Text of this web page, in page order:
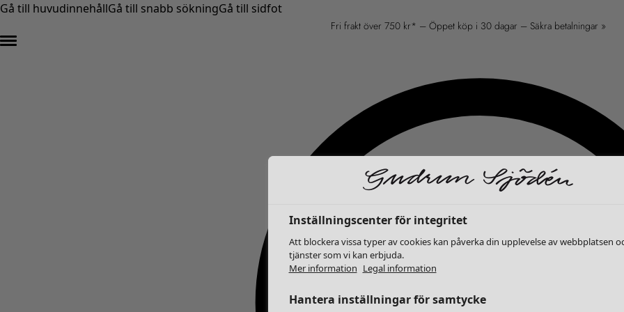
Gå till huvudinnehållGå till snabb sökningGå till sidfot
Fri frakt över 750 kr* – Öppet köp i 30 dagar – Säkra betalningar »
Inställningscenter för integritet
Att blockera vissa typer av cookies kan påverka din upplevelse av webbplatsen
tjänster som vi kan erbjuda.
Mer information Legal information
Hantera inställningar för samtycke